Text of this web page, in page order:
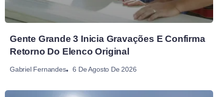
Gente Grande 3 Inicia Gravações E Confirma
Retorno Do Elenco Original
Gabriel Fernandes 6 De Agosto De 2026